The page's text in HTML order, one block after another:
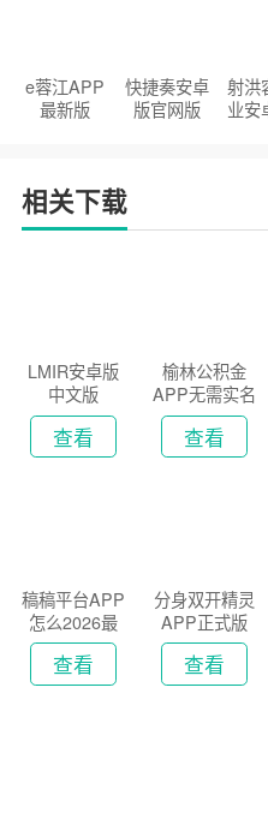
e蓉江APP
最新版
快捷奏安卓
版官网版
射洪
业安
相关下载
LMIR安卓版
中文版
查看
榆林公积金
APP无需实名
认证版
查看
稿稿平台APP
怎么2026最
新版
查看
分身双开精灵
APP正式版
查看